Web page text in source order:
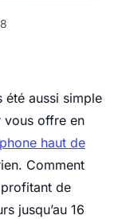
été aussi simple
vous offre en
haut de
Comment
de
jusqu’au 16